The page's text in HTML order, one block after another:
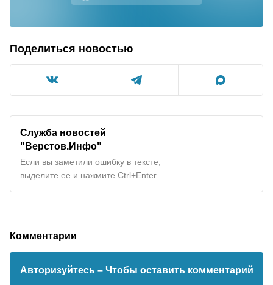
Поделиться новостью
Служба новостей
"Верстов.Инфо"
Если вы заметили ошибку в тексте,
выделите ее и нажмите Ctrl+Enter
Комментарии
Авторизуйтесь – Чтобы оставить комментарий